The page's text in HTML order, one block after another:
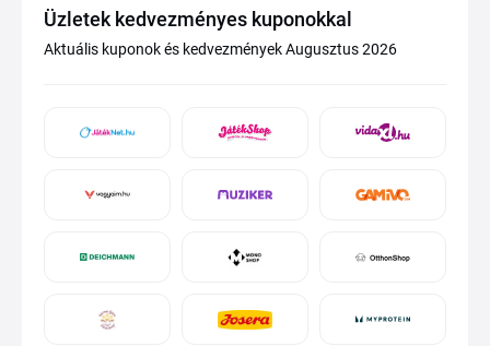
Üzletek kedvezményes kuponokkal
Aktuális kuponok és kedvezmények Augusztus 2026